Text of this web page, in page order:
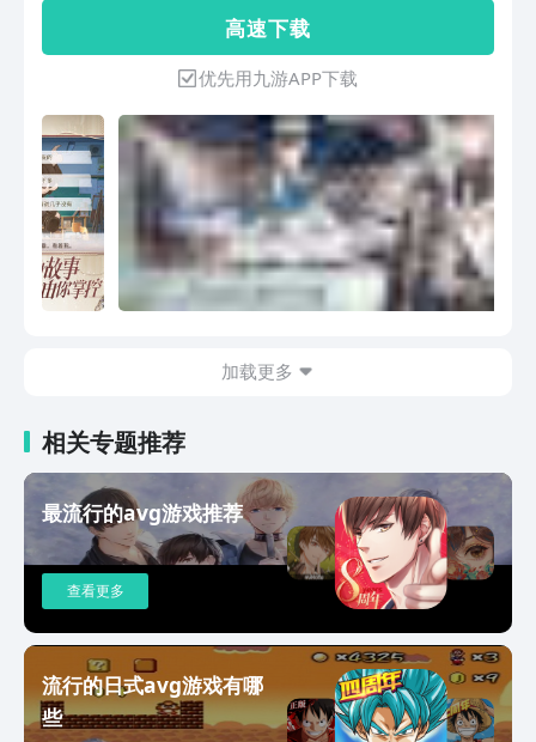
爱养成，从互动开始 Live 2D视频电话、
邀约出游、番茄钟、生理钟等恋爱互动玩
法。 4.唯美原画，全语音沉浸体验 国内
一线声优全程语音，海量精致唯美原画。
高 速 下 载
优先用九游APP下载
加载更多
相关专题推荐
最流行的avg游戏推荐
查看更多
流行的日式avg游戏有哪
些